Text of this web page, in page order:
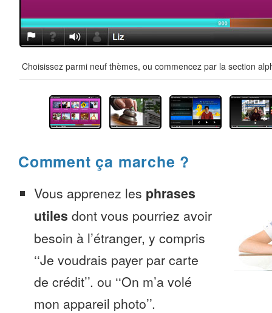
Choisissez parmi neuf thèmes, ou commencez par la section
Comment ça marche ?
Vous apprenez les phrases
utiles dont vous pourriez avoir
besoin à l’étranger, y compris
‘‘Je voudrais payer par carte
de crédit’’. ou ‘‘On m’a volé
mon appareil photo’’.